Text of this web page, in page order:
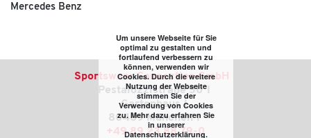
Mercedes Benz
Sportswear Connection GmbH
Pestalozzistraße 50
Gartenhaus
80469 München
+49 89 23 88 79-0
Um unsere Webseite für Sie
optimal zu gestalten und
fortlaufend verbessern zu
können, verwenden wir
Cookies. Durch die weitere
Nutzung der Webseite
stimmen Sie der
Verwendung von Cookies
zu. Mehr dazu erfahren Sie
in unserer
Datenschutzerklärung.